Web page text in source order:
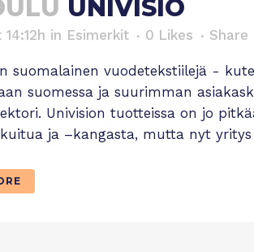
UNIVISIO
in Esimerkit 0 Likes Share
suomalainen vuodetekstiilejä -
suomessa ja suurimman
Univision tuotteissa on jo
ja –kangasta, mutta nyt